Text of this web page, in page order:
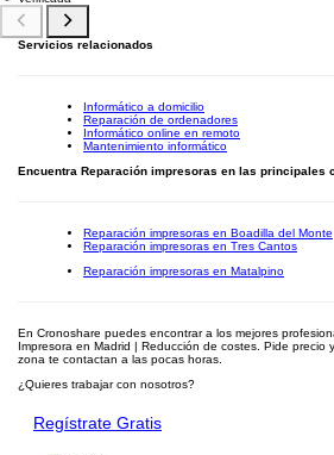
Servicios relacionados
Informático a domicilio
Reparación de ordenadores
Informático online en remoto
Mantenimiento informático
Encuentra Reparación impresoras en las principales
Reparación impresoras en Boadilla del Monte
Reparación impresoras en Tres Cantos
Reparación impresoras en Matalpino
En Cronoshare puedes encontrar a los mejores
Impresora en Madrid | Reducción de costes. Pide precio
zona te contactan a las pocas horas.
¿Quieres trabajar con nosotros?
Regístrate Gratis